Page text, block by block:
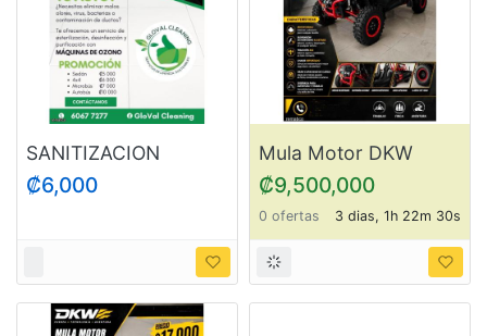
SANITIZACION
VEHICULOS
₡6,000
Mula Motor DKW
1000 CC ItemDK1
₡9,500,000
0 ofertas 3 dias, 1h 22m 30s